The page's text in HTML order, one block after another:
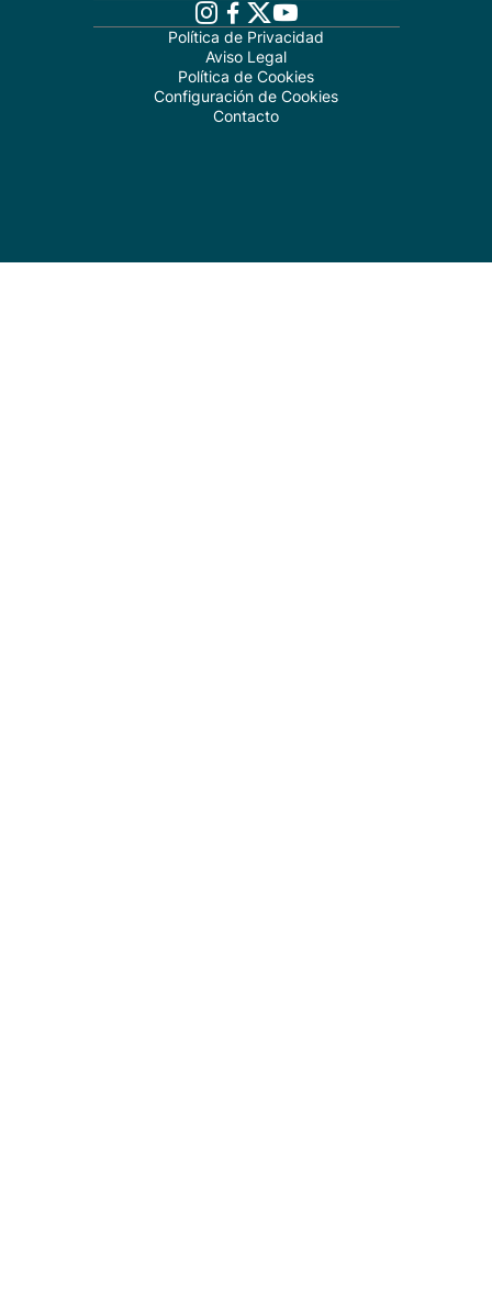
Política de Privacidad
Aviso Legal
Política de Cookies
Configuración de Cookies
Contacto